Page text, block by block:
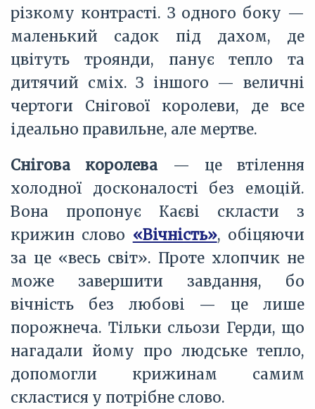
різкому контрасті. З одного боку —
маленький садок під дахом, де
цвітуть троянди, панує тепло та
дитячий сміх. З іншого — величні
чертоги Снігової королеви, де все
ідеально правильне, але мертве.
Снігова королева — це втілення
холодної досконалості без емоцій.
Вона пропонує Каєві скласти з
крижин слово «Вічність», обіцяючи
за це «весь світ». Проте хлопчик не
може завершити завдання, бо
вічність без любові — це лише
порожнеча. Тільки сльози Герди, що
нагадали йому про людське тепло,
допомогли крижинам самим
скластися у потрібне слово.